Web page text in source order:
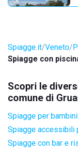
Spiagge.it Veneto
Spiagge con
Scopri le
comune di
Spiagge per bambini
Spiagge accessibili
Spiagge con bar e